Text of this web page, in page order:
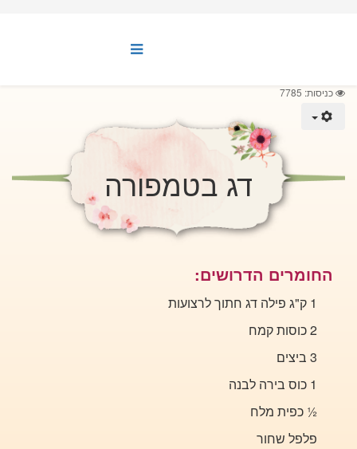
כניסות: 7785
דג בטמפורה
החומרים הדרושים:
1 ק"ג פילה דג חתוך לרצועות
2 כוסות קמח
3 ביצים
1 כוס בירה לבנה
½ כפית מלח
פלפל שחור